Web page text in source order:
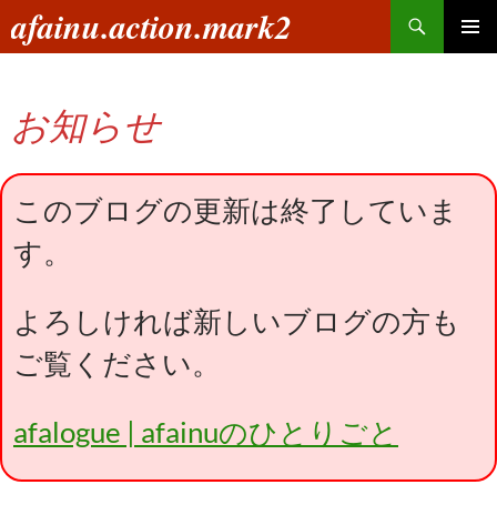
ン
へ
ス
キ
プ
afainu.action.mark2
索
お知らせ
このブログの更新は終了していま
す。
よろしければ新しいブログの方も
ご覧ください。
afalogue | afainuのひとりごと